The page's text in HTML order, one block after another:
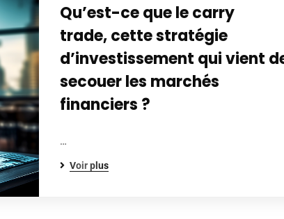
Qu’est-ce que le carry
trade, cette stratégie
d’investissement qui vient
secouer les marchés
financiers ?
…
Voir plus